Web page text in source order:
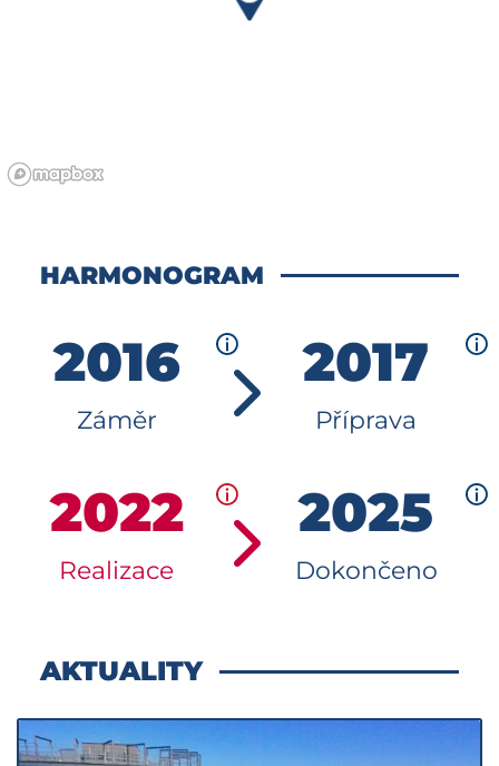
HARMONOGRAM
2016
Záměr
2017
Příprava
2022
Realizace
2025
Dokončeno
AKTUALITY